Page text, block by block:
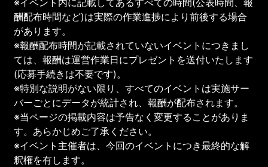
酬配布時間など)は実際の作業進捗により前後する場合
があります。
※報酬配布時間が記載されていないイベントにつきまし
ては、報酬は運営作業日にプレゼントを送付いたします
(応募手続きは不要です)。
※特別な説明がない限り、すべてのイベントは実施サー
バーごとにデータが統計され、報酬が配布されます。
※当ページの掲載内容は予告なく変更することがありま
す。あらかじめご了承ください。
※イベント主催者は、今回のイベントにつき最終的な解
釈権を有します。